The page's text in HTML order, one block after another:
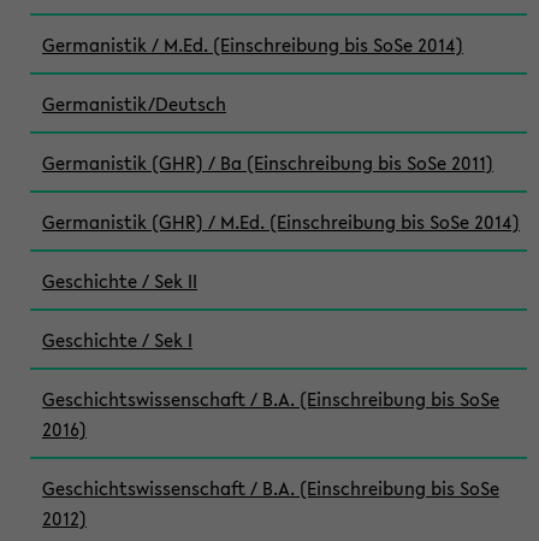
Germanistik / M.Ed. (Einschreibung bis SoSe 2014)
Germanistik/Deutsch
Germanistik (GHR) / Ba (Einschreibung bis SoSe 2011)
Germanistik (GHR) / M.Ed. (Einschreibung bis SoSe 2014)
Geschichte / Sek II
Geschichte / Sek I
Geschichtswissenschaft / B.A. (Einschreibung bis SoSe
2016)
Geschichtswissenschaft / B.A. (Einschreibung bis SoSe
2012)